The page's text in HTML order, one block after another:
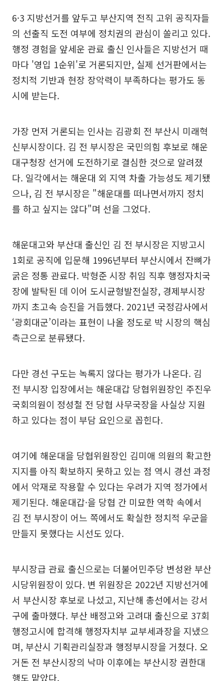
6·3 지방선거를 앞두고 부산지역 전직 고위 공직자들
의 선출직 도전 여부에 정치권의 관심이 쏠리고 있다.
행정 경험을 앞세운 관료 출신 인사들은 지방선거 때
마다 '영입 1순위'로 거론되지만, 실제 선거판에서는
정치적 기반과 현장 장악력이 부족하다는 평가도 동
시에 받는다.
가장 먼저 거론되는 인사는 김광회 전 부산시 미래혁
신부시장이다. 김 전 부시장은 국민의힘 후보로 해운
대구청장 선거에 도전하기로 결심한 것으로 알려졌
다. 일각에서는 해운대 외 지역 차출 가능성도 제기됐
으나, 김 전 부시장은 "해운대를 떠나면서까지 정치
를 하고 싶지는 않다"며 선을 그었다.
해운대고와 부산대 출신인 김 전 부시장은 지방고시
1회로 공직에 입문해 1996년부터 부산시에서 잔뼈가
굵은 정통 관료다. 박형준 시장 취임 직후 행정자치국
장에 발탁된 데 이어 도시균형발전실장, 경제부시장
까지 초고속 승진을 거듭했다. 2021년 국정감사에서
‘광회대군’이라는 표현이 나올 정도로 박 시장의 핵심
측근으로 분류됐다.
다만 경선 구도는 녹록지 않다는 평가가 나온다. 김
전 부시장 입장에서는 해운대갑 당협위원장인 주진우
국회의원이 정성철 전 당협 사무국장을 사실상 지원
하고 있다는 점이 부담 요인으로 꼽힌다.
여기에 해운대을 당협위원장인 김미애 의원의 확고한
지지를 아직 확보하지 못하고 있는 점 역시 경선 과정
에서 악재로 작용할 수 있다는 우려가 지역 정가에서
제기된다. 해운대갑·을 당협 간 미묘한 역학 속에서
김 전 부시장이 어느 쪽에서도 확실한 정치적 우군을
만들지 못했다는 시선도 있다.
부시장급 관료 출신으로는 더불어민주당 변성완 부산
시당위원장이 있다. 변 위원장은 2022년 지방선거에
서 부산시장 후보로 나섰고, 지난해 총선에서는 강서
구에 출마했다. 부산 배정고와 고려대 출신으로 37회
행정고시에 합격해 행정자치부 교부세과장을 지냈으
며, 부산시 기획관리실장과 행정부시장을 거쳤다. 오
거돈 전 부산시장의 낙마 이후에는 부산시장 권한대
행도 맡았다.